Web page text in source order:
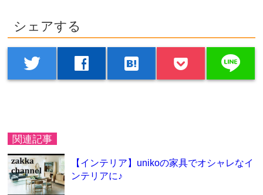
シェアする
twitter facebook hatenabookmark line
関連記事
【インテリア】unikoの家具でオシャレなイ
ンテリアに♪